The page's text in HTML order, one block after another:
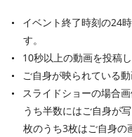
イベント終了時刻の24
す。
10秒以上の動画を投稿し
ご自身が映られている動
スライドショーの場合
うち半数にはご自身が
枚のうち3枚はご自身の